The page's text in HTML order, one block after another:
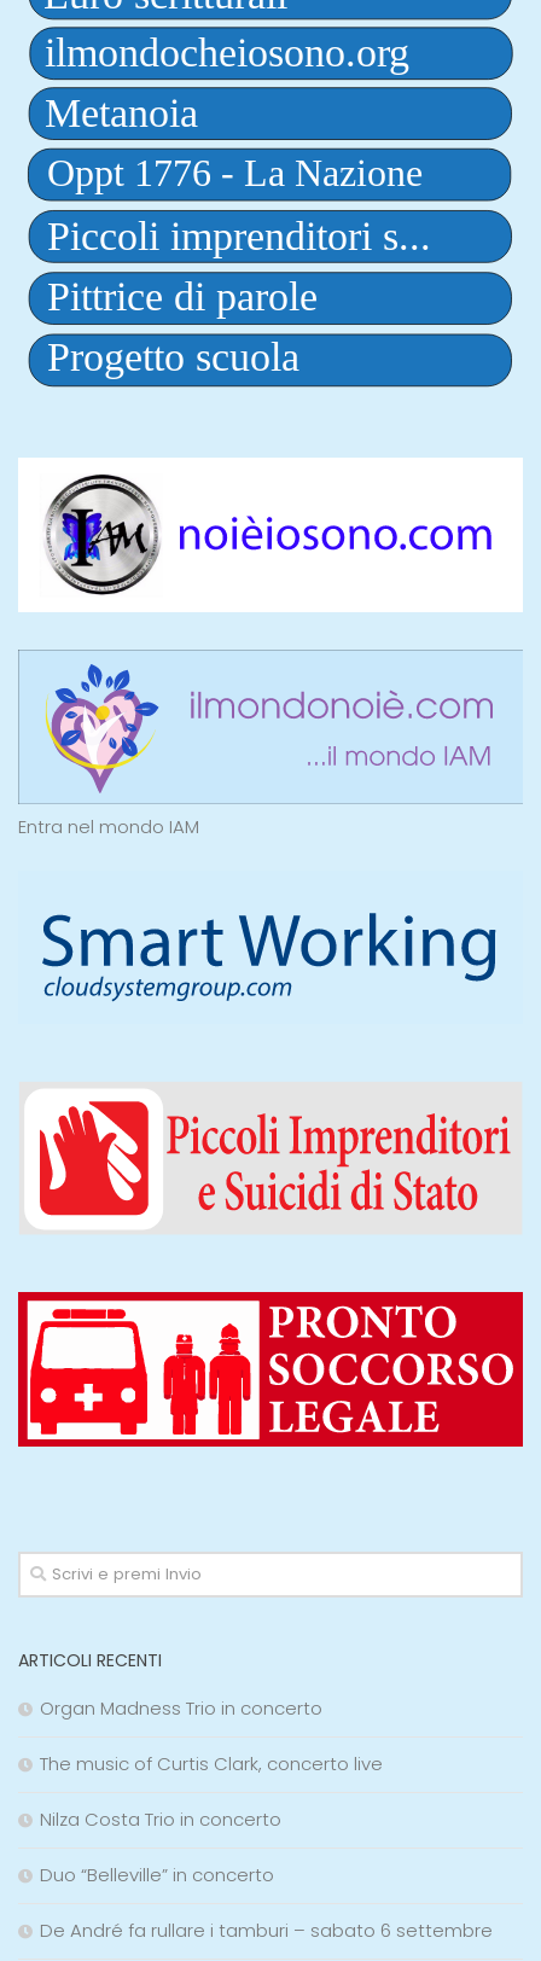
Entra nel mondo IAM
ARTICOLI RECENTI
Organ Madness Trio in concerto
The music of Curtis Clark, concerto live
Nilza Costa Trio in concerto
Duo “Belleville” in concerto
De André fa rullare i tamburi – sabato 6 settembre